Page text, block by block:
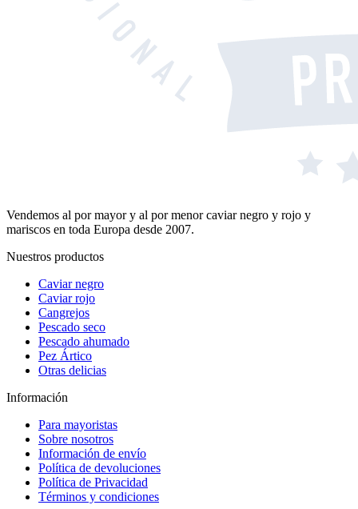
Vendemos al por mayor y al por menor caviar negro y rojo y
mariscos en toda Europa desde 2007.
Nuestros productos
Caviar negro
Caviar rojo
Cangrejos
Pescado seco
Pescado ahumado
Pez Ártico
Otras delicias
Información
Para mayoristas
Sobre nosotros
Información de envío
Política de devoluciones
Política de Privacidad
Términos y condiciones